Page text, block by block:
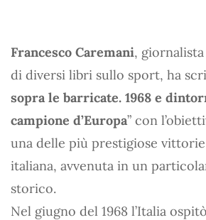
Francesco Caremani,
di diversi libri sullo sport, ha
sopra le barricate. 1968 e
campione d’Europa” con
una delle più prestigiose
italiana, avvenuta in un
storico.
Nel giugno del 1968 l’Italia